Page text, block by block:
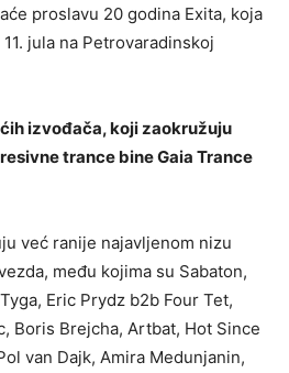
proslavu 20 godina Exita, koja
jula na Petrovaradinskoj
izvođača, koji zaokružuju
trance bine Gaia Trance
već ranije najavljenom nizu
među kojima su Sabaton,
Eric Prydz b2b Four Tet,
Boris Brejcha, Artbat, Hot Since
van Dajk, Amira Medunjanin,